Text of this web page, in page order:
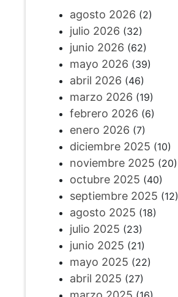
agosto 2026 (2)
julio 2026 (32)
junio 2026 (62)
mayo 2026 (39)
abril 2026 (46)
marzo 2026 (19)
febrero 2026 (6)
enero 2026 (7)
diciembre 2025 (10)
noviembre 2025 (20)
octubre 2025 (40)
septiembre 2025 (12)
agosto 2025 (18)
julio 2025 (23)
junio 2025 (21)
mayo 2025 (22)
abril 2025 (27)